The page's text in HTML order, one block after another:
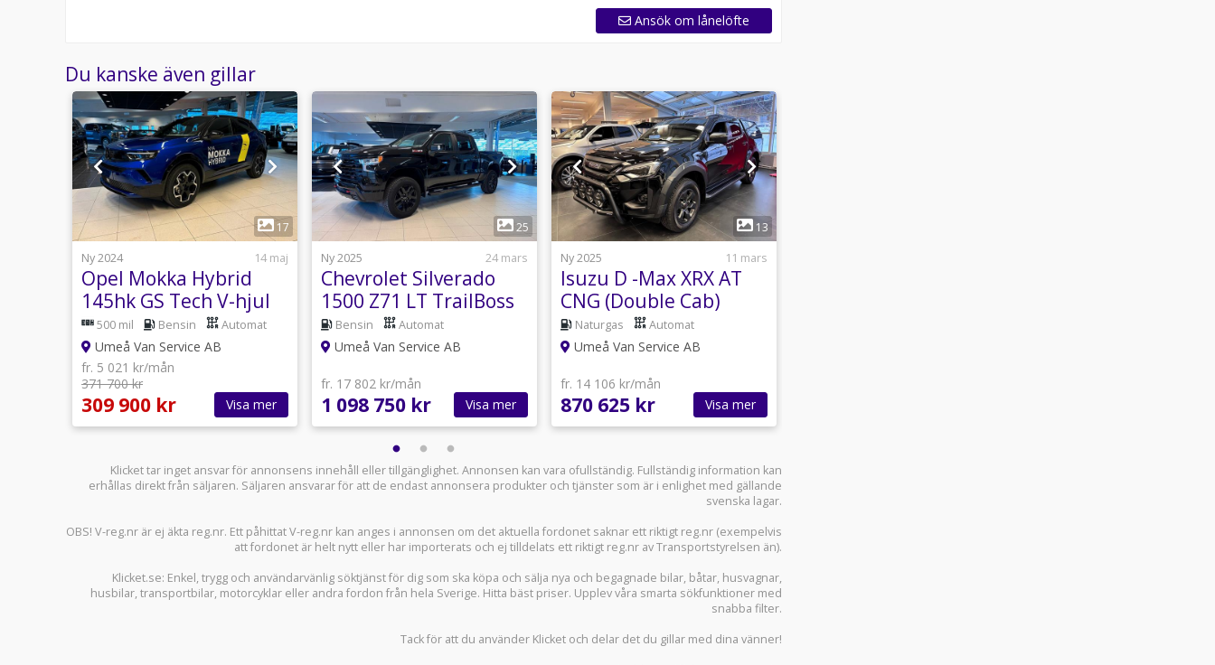
Ansök om lånelöfte
Du kanske även gillar
1
17
Ny 2024
14 maj
Opel Mokka Hybrid
145hk GS Tech V-hjul
Moms
500 mil Bensin Automat
Umeå Van Service AB
fr. 5 021 kr/mån
371 700 kr
309 900 kr Visa mer
1
25
Ny 2025
24 mars
Chevrolet Silverado
1500 Z71 LT TrailBoss
6.2L
Bensin Automat
Umeå Van Service AB
fr. 17 802 kr/mån
1 098 750 kr Visa mer
1
13
Ny 2025
11 mars
Isuzu D -Max XRX AT
CNG (Double Cab)
skatt 4.243kr/år
Naturgas Automat
Umeå Van Service AB
fr. 14 106 kr/mån
870 625 kr Visa mer
Klicket tar inget ansvar för annonsens innehåll eller tillgänglighet. Annonsen kan vara ofullständig. Fullständig information kan
erhållas direkt från säljaren. Säljaren ansvarar för att de endast annonsera produkter och tjänster som är i enlighet med gällande
svenska lagar.
OBS! V-reg.nr är ej äkta reg.nr. Ett påhittat V-reg.nr kan anges i annonsen om det aktuella fordonet saknar ett riktigt reg.nr (exempelvis
att fordonet är helt nytt eller har importerats och ej tilldelats ett riktigt reg.nr av Transportstyrelsen än).
Klicket.se: Enkel, trygg och användarvänlig söktjänst för dig som ska köpa och sälja nya och begagnade bilar, båtar, husvagnar,
husbilar,transportbilar, motorcyklar eller andra fordon från hela Sverige. Hitta bäst priser. Upplev våra smarta sökfunktioner med
snabba filter.
Tack för att du använder Klicket och delar det du gillar med dina vänner!